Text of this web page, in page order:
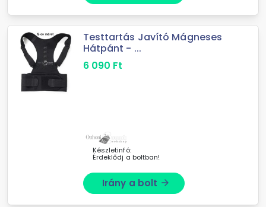
Testtartás Javító Mágneses
Hátpánt - ...
6 090 Ft
Készletinfó:
Érdeklődj a boltban!
Irány a bolt arrow_forward